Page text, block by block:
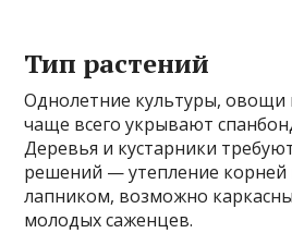
Тип растений
Однолетние культуры,
чаще всего укрывают
Деревья и кустарники
решений — утепление корней
лапником, возможно
молодых саженцев.